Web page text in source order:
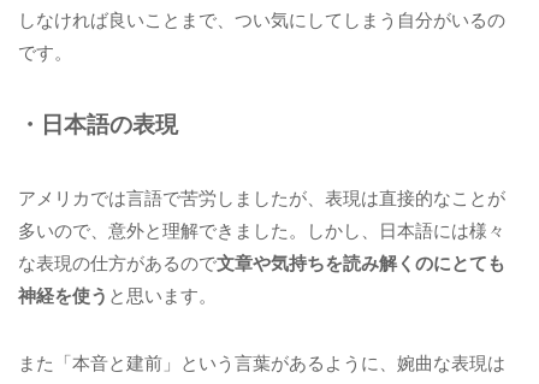
しなければ良いことまで、つい気にしてしまう自分がいるの
です。
・日本語の表現
アメリカでは言語で苦労しましたが、表現は直接的なことが
多いので、意外と理解できました。しかし、日本語には様々
な表現の仕方があるので文章や気持ちを読み解くのにとても
神経を使う と思います。
また「本音と建前」という言葉があるように、婉曲な表現は